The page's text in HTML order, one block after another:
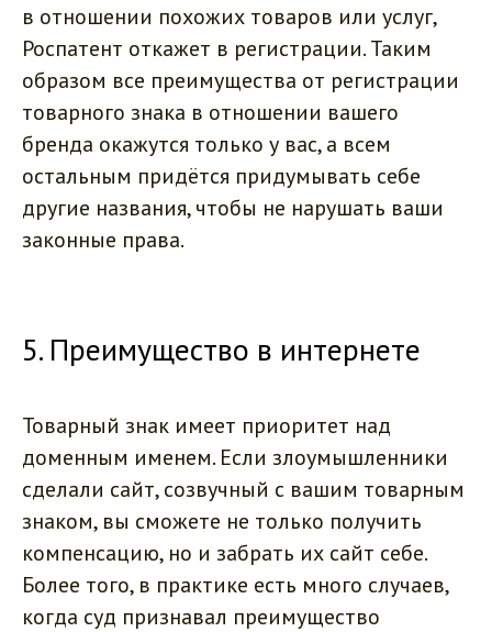
в отношении похожих товаров или услуг,
Роспатент откажет в регистрации. Таким
образом все преимущества от регистрации
товарного знака в отношении вашего
бренда окажутся только у вас, а всем
остальным придётся придумывать себе
другие названия, чтобы не нарушать ваши
законные права.
5. Преимущество в интернете
Товарный знак имеет приоритет над
доменным именем. Если злоумышленники
сделали сайт, созвучный с вашим товарным
знаком, вы сможете не только получить
компенсацию, но и забрать их сайт себе.
Более того, в практике есть много случаев,
когда суд признавал преимущество